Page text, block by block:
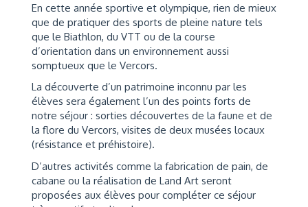
En cette année sportive et olympique, rien de mieux
que de pratiquer des sports de pleine nature tels
que le Biathlon, du VTT ou de la course
d’orientation dans un environnement aussi
somptueux que le Vercors.
La découverte d’un patrimoine inconnu par les
élèves sera également l’un des points forts de
notre séjour : sorties découvertes de la faune et de
la flore du Vercors, visites de deux musées locaux
(résistance et préhistoire).
D’autres activités comme la fabrication de pain, de
cabane ou la réalisation de Land Art seront
proposées aux élèves pour compléter ce séjour